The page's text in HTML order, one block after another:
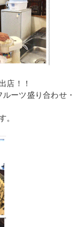
店！！
ーツ盛り合わせ・
。